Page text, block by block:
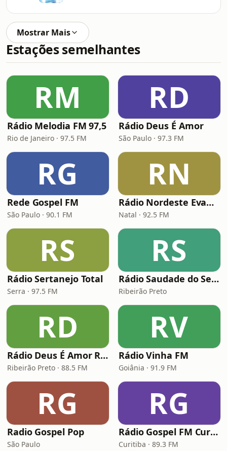
Mostrar Mais
Estações semelhantes
RM
Rádio Melodia FM 97,5
Rio de Janeiro · 97.5 FM
RD
Rádio Deus É Amor
São Paulo · 97.3 FM
RG
Rede Gospel FM
São Paulo · 90.1 FM
RN
Rádio Nordeste Evangélica
Natal · 92.5 FM
RS
Rádio Sertanejo Total
Serra · 97.5 FM
RS
Rádio Saudade do Sertão
Ribeirão Preto
RD
Rádio Deus É Amor Ribeirão Preto
Ribeirão Preto · 88.5 FM
RV
Rádio Vinha FM
Goiânia · 91.9 FM
RG
Radio Gospel Pop
São Paulo
RG
Rádio Gospel FM Curitiba
Curitiba · 89.3 FM